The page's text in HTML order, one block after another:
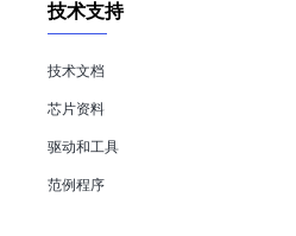
技术支持
技术文档
芯片资料
驱动和工具
范例程序